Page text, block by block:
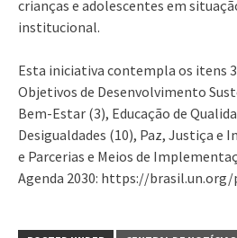
crianças e adolescentes em
institucional.
Esta iniciativa contempla os itens 3,
Objetivos de Desenvolvimento
Bem-Estar (3), Educação de
Desigualdades (10), Paz, Justiça e
e Parcerias e Meios de
Agenda 2030: https://